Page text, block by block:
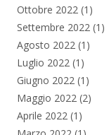
Ottobre 2022 (1)
Settembre 2022 (1)
Agosto 2022 (1)
Luglio 2022 (1)
Giugno 2022 (1)
Maggio 2022 (2)
Aprile 2022 (1)